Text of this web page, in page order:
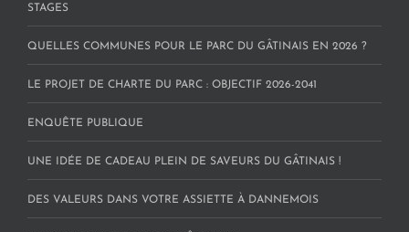
STAGES
QUELLES COMMUNES POUR LE PARC DU GÂTINAIS EN 2026 ?
LE PROJET DE CHARTE DU PARC : OBJECTIF 2026-2041
ENQUÊTE PUBLIQUE
UNE IDÉE DE CADEAU PLEIN DE SAVEURS DU GÂTINAIS !
DES VALEURS DANS VOTRE ASSIETTE À DANNEMOIS